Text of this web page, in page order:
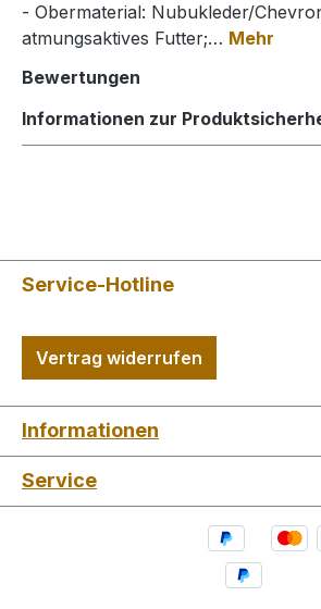
- Obermaterial: Nubukleder/
atmungsaktives Futter;… Mehr
Bewertungen
Informationen zur
Service-Hotline
Vertrag widerrufen
Informationen
Service